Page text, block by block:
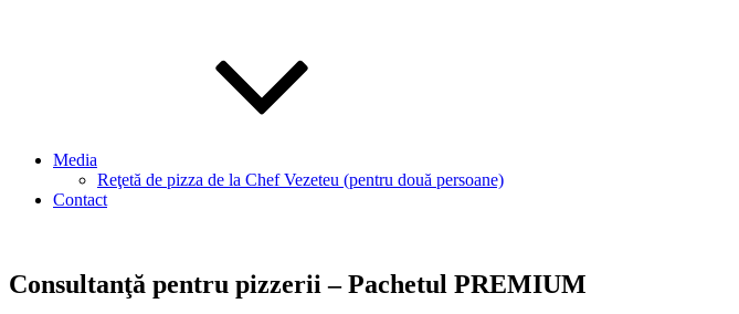
Media
Reţetă de pizza de la Chef Vezeteu (pentru două persoane)
Contact
Consultanţă pentru pizzerii – Pachetul PREMIUM